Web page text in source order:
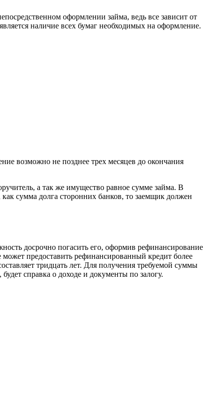
оформлении займа, ведь все зависит от
наличие всех бумаг необходимых на оформление.
возможно не позднее трех месяцев до окончания
а так же имущество равное сумме займа. В
сумма долга сторонних банков, то заемщик должен
досрочно погасить его, оформив рефинансирование
предоставить рефинансированный кредит более
тридцать лет. Для получения требуемой суммы
справка о доходе и документы по залогу.